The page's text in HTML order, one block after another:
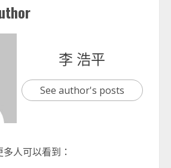
李 浩平
See author's posts
人可以看到：